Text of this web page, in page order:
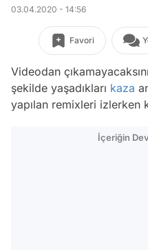
03.04.2020 - 14:56
Favori
Videodan
şekilde yaşadıkları kaza
yapılan remixleri
İçeriğin